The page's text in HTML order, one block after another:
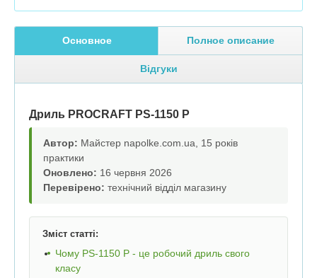
Основное Полное описание
Відгуки
Дриль PROCRAFT PS-1150 P
Автор: Майстер napolke.com.ua, 15 років
практики
Оновлено: 16 червня 2026
Перевірено: технічний відділ магазину
Зміст статті:
Чому PS-1150 P - це робочий дриль свого
класу